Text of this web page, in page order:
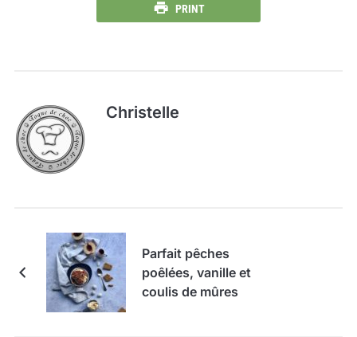
PRINT
Christelle
Parfait pêches
poêlées, vanille et
coulis de mûres